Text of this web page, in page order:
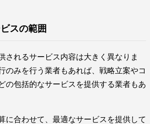
スの範囲
されるサービス内容は大きく異なりま
のみを行う業者もあれば、戦略立案やコ
の包括的なサービスを提供する業者もあ
に合わせて、最適なサービスを提供して